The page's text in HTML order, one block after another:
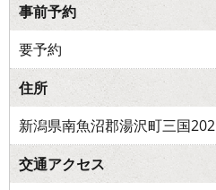
事前予約
要予約
住所
新潟県南魚沼郡湯沢町三国202
交通アクセス